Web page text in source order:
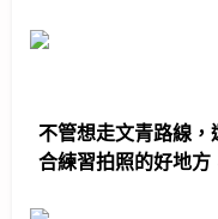
不管想走文青路線
合練習拍照的好地